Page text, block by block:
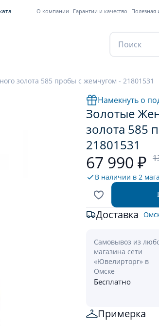
О компании Гарантии и качество
золота 585 пробы с жемчугом - 21801531
Намекнуть о
Золотые
золота 585
21801531
67 990 ₽
В наличии в 2
Доставка
Самовывоз из
магазина сети
«Ювелирторг» в
Омске
Бесплатно
Примерка